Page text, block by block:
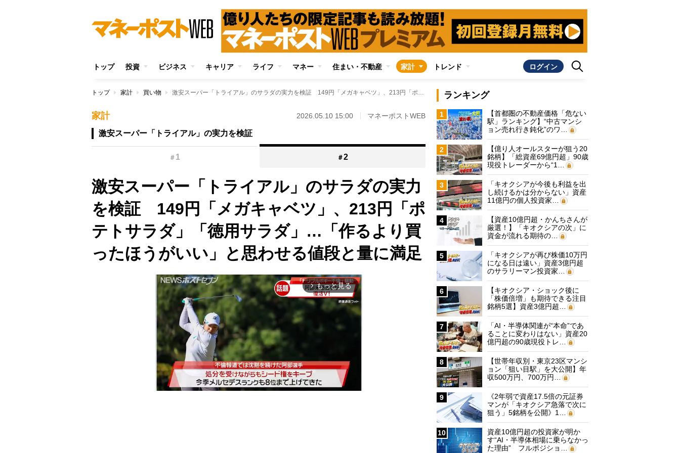
トップ 投資 ビジネス キャリア ライフ マネー 住まい・不動産 家計 トレンド ログイン
トップ 家計 買い物 激安スーパー「トライアル」のサラダの実力を検証 149円「メガキャベツ」、213円「ポテトサラダ」「徳用サラダ」…「作るより買ったほうがいい」と思わせる値段と量に満足
家計 2026.05.10 15:00 マネーポストWEB
激安スーパー「トライアル」の実力を検証
＃ 1 ＃2
激安スーパー「トライアル」のサラダの実力
を検証 149円「メガキャベツ」、213円「ポ
テトサラダ」「徳用サラダ」…「作るより買
ったほうがいい」と思わせる値段と量に満足
arrow_forward_ios もっと見る
ランキング
1
【首都圏の不動産価格「危ない
駅」ランキング】“中古マンシ
ョン売れ行き鈍化”のワ…
2
【億り人オールスターが狙う20
銘柄】「総資産69億円超」90歳
現役トレーダーから“1…
3
「キオクシアが今後も利益を出
し続けるかは分からない」資産
11億円の個人投資家…
4
【資産10億円超・かんちさんが
厳選！】「キオクシアの次」に
資金が流れる期待の…
5
「キオクシアが再び株価10万円
になる日は遠い」資産3億円超
のサラリーマン投資家…
6
【キオクシア・ショック後に
「株価倍増」も期待できる注目
銘柄5選】資産3億円超…
7
「AI・半導体関連が“本命”であ
ることに変わりはない」資産20
億円超の90歳現役トレ…
8
【世帯年収別・東京23区マンシ
ョン「狙い目駅」を大公開】年
収500万円、700万円…
9
《2年弱で資産17.5倍の元証券
マンが「キオクシア急落で次に
狙う」5銘柄を公開》1…
10
資産10億円超の投資家が明か
す“AI・半導体相場に乗らなかっ
た理由” フルポジショ…